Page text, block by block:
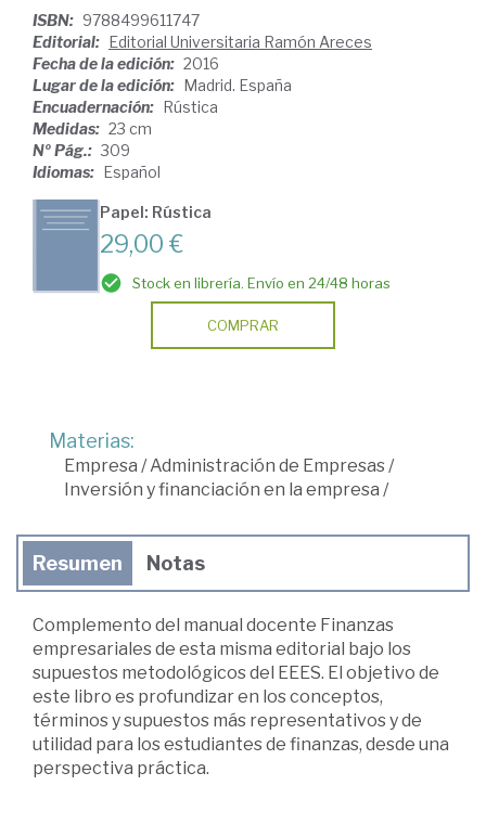
ISBN: 9788499611747
Editorial: Editorial Universitaria Ramón Areces
Fecha de la edición: 2016
Lugar de la edición: Madrid. España
Encuadernación: Rústica
Medidas: 23 cm
Nº Pág.: 309
Idiomas: Español
Papel: Rústica
29,00 €
Stock en librería. Envío en 24/48 horas
COMPRAR
Materias:
Empresa /Administración de Empresas/
Inversión y financiación en la empresa /
Resumen Notas
Complemento del manual docente Finanzas
empresariales de esta misma editorial bajo los
supuestos metodológicos del EEES. El objetivo de
este libro es profundizar en los conceptos,
términos y supuestos más representativos y de
utilidad para los estudiantes de finanzas, desde una
perspectiva práctica.